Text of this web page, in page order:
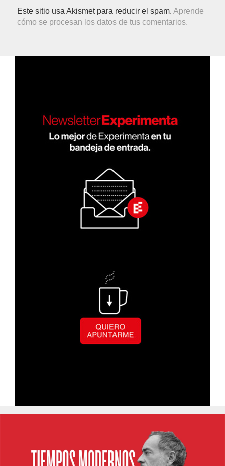
Este sitio usa Akismet para reducir el spam.Aprende
cómo se procesan los datos de tus comentarios.